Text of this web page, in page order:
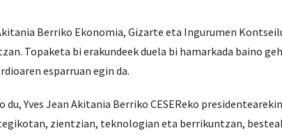
Berriko Ekonomia, Gizarte eta Ingurumen
Topaketa bi erakundeek duela bi hamarkada baino
esparruan egin da.
Yves Jean Akitania Berriko CESEReko
zientzian, teknologian eta berrikuntzan,